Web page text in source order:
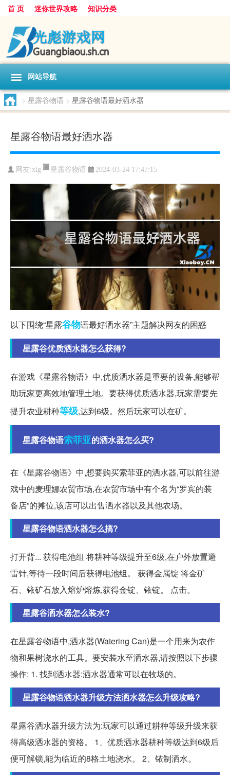
首 页 迷你世界攻略 知识分类
网站导航
> 星露谷物语 > 星露谷物语最好洒水器
星露谷物语最好洒水器
网友:xlg 星露谷物语 2024-03-24 17:47:15
以下围绕“星露谷物语最好洒水器”主题解决网友的困惑
星露谷优质洒水器怎么获得?
在游戏《星露谷物语》中,优质洒水器是重要的设备,能够帮
助玩家更高效地管理土地。要获得优质洒水器,玩家需要先
提升农业耕种等级,达到6级。然后玩家可以在矿。
星露谷物语索菲亚的洒水器怎么买?
在《星露谷物语》中,想要购买索菲亚的洒水器,可以前往游
戏中的麦理娜农贸市场,在农贸市场中有个名为“罗宾的装
备店”的摊位,该店可以出售洒水器以及其他农场。
星露谷物语洒水器怎么搞?
打开背... 获得电池组 将耕种等级提升至6级,在户外放置避
雷针,等待一段时间后获得电池组。 获得金属锭 将金矿
石、铱矿石放入熔炉熔炼,获得金锭、铱锭。 点击。
星露谷洒水器怎么装水?
在星露谷物语中,洒水器(Watering Can)是一个用来为农作
物和果树浇水的工具。要安装水至洒水器,请按照以下步骤
操作: 1. 找到洒水器:洒水器通常可以在牧场的。
星露谷物语洒水器升级方法洒水器怎么升级攻略?
星露谷洒水器升级方法为:玩家可以通过耕种等级升级来获
得高级洒水器的资格。 1、优质洒水器耕种等级达到6级后
便可解锁,能为临近的8格土地浇水。 2、铱制洒水。